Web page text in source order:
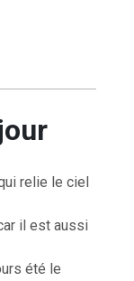
relie le ciel
il est aussi
été le